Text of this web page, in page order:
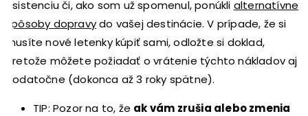
asistenciu či, ako som už spomenul, ponúkli alternatívne
spôsoby dopravydo vašej destinácie. V prípade, že si
musíte nové letenky kúpiť sami, odložte si doklad,
pretože môžete požiadať o vrátenie týchto nákladov aj
dodatočne (dokonca až 3 roky spätne).
TIP: Pozor na to, že ak vám zrušia alebo zmenia